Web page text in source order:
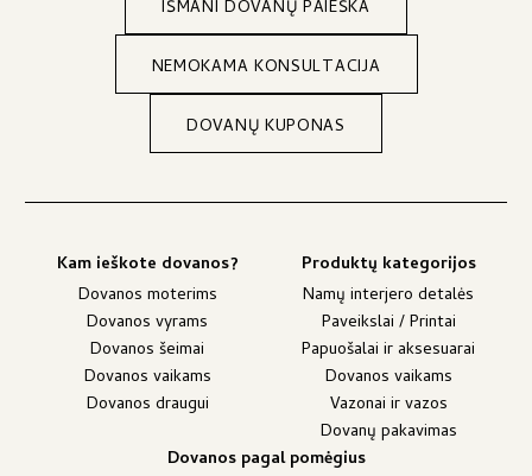
IŠMANI DOVANŲ PAIEŠKA
NEMOKAMA KONSULTACIJA
DOVANŲ KUPONAS
Kam ieškote dovanos?
Dovanos moterims
Dovanos vyrams
Dovanos šeimai
Dovanos vaikams
Dovanos draugui
Produktų kategorijos
Namų interjero detalės
Paveikslai / Printai
Papuošalai ir aksesuarai
Dovanos vaikams
Vazonai ir vazos
Dovanų pakavimas
Dovanos pagal pomėgius